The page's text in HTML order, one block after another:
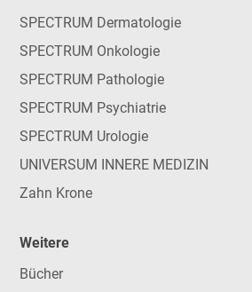
SPECTRUM Dermatologie
SPECTRUM Onkologie
SPECTRUM Pathologie
SPECTRUM Psychiatrie
SPECTRUM Urologie
UNIVERSUM INNERE MEDIZIN
Zahn Krone
Weitere
Bücher